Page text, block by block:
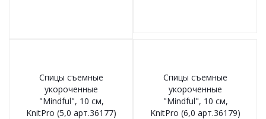
Спицы съемные
укороченные
"Mindful", 10 см,
KnitPro (5,0 арт.36177)
Спицы съемные
укороченные
"Mindful", 10 см,
KnitPro (6,0 арт.36179)